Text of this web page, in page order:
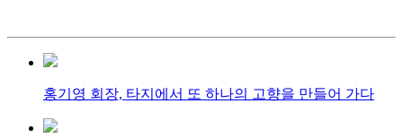
홍기영 회장, 타지에서 또 하나의 고향을 만들어 가다